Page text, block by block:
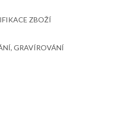
ZBOŽÍ
GRAVÍROVÁNÍ